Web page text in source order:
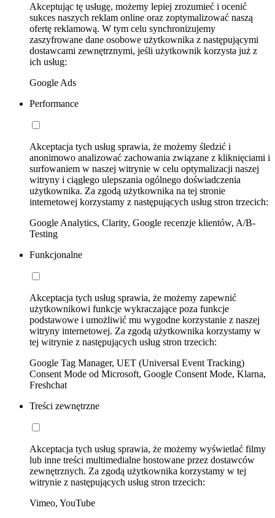
Akceptując tę usługę, możemy lepiej zrozumieć i ocenić
sukces naszych reklam online oraz zoptymalizować naszą
ofertę reklamową. W tym celu synchronizujemy
zaszyfrowane dane osobowe użytkownika z następującymi
dostawcami zewnętrznymi, jeśli użytkownik korzysta już z
ich usług:
Google Ads
Performance
Akceptacja tych usług sprawia, że możemy śledzić i
anonimowo analizować zachowania związane z kliknięciami i
surfowaniem w naszej witrynie w celu optymalizacji naszej
witryny i ciągłego ulepszania ogólnego doświadczenia
użytkownika. Za zgodą użytkownika na tej stronie
internetowej korzystamy z następujących usług stron trzecich:
Google Analytics, Clarity, Google recenzje klientów, A/B-
Testing
Funkcjonalne
Akceptacja tych usług sprawia, że możemy zapewnić
użytkownikowi funkcje wykraczające poza funkcje
podstawowe i umożliwić mu wygodne korzystanie z naszej
witryny internetowej. Za zgodą użytkownika korzystamy w
tej witrynie z następujących usług stron trzecich:
Google Tag Manager, UET (Universal Event Tracking)
Consent Mode od Microsoft, Google Consent Mode, Klarna,
Freshchat
Treści zewnętrzne
Akceptacja tych usług sprawia, że możemy wyświetlać filmy
lub inne treści multimedialne hostowane przez dostawców
zewnętrznych. Za zgodą użytkownika korzystamy w tej
witrynie z następujących usług stron trzecich:
Vimeo, YouTube